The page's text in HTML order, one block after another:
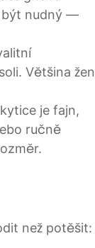
být nudný —
Většina žen
je fajn,
ručně
než potěšit: